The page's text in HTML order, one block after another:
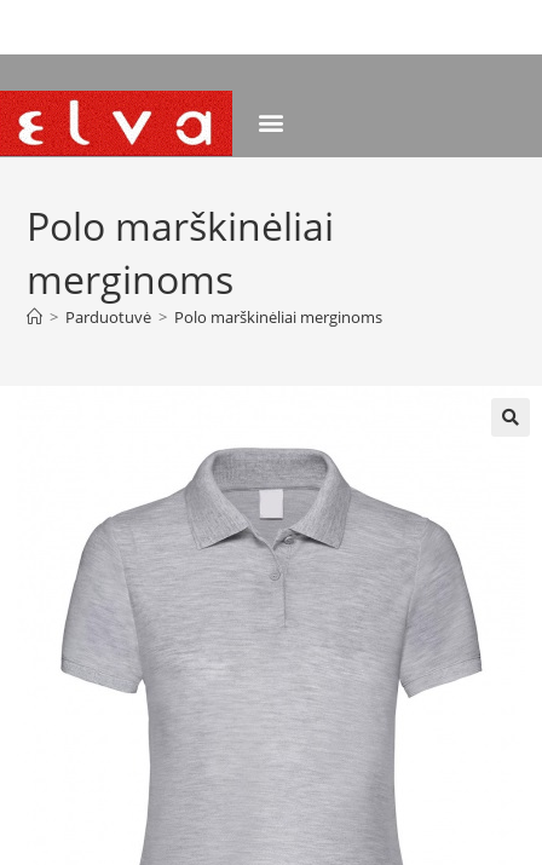
Polo marškinėliai
merginoms
> Parduotuvė > Polo marškinėliai merginoms